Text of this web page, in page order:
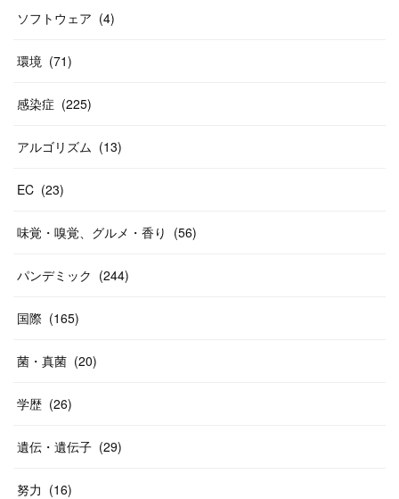
ソフトウェア (4)
環境 (71)
感染症 (225)
アルゴリズム (13)
EC (23)
味覚・嗅覚、グルメ・香り (56)
パンデミック (244)
国際 (165)
菌・真菌 (20)
学歴 (26)
遺伝・遺伝子 (29)
努力 (16)